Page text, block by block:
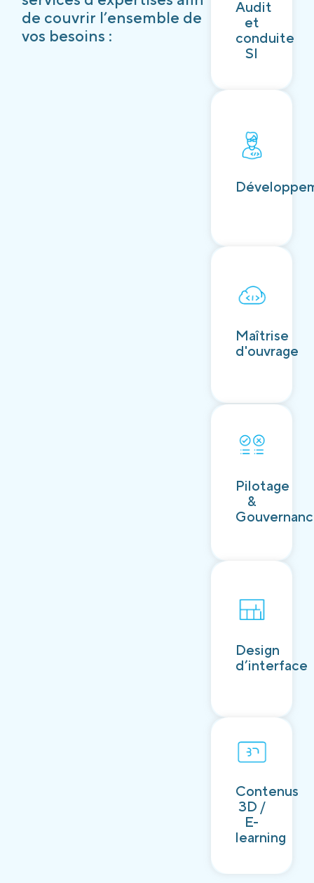
de couvrir l’ensemble de
vos besoins :
Audit
et
conduite
SI
Découvrir
Maîtrise
d'ouvrage
Pilotage
&
Découvrir
Design
d’interface
Contenus
3D /
E-
learning
Découvrir